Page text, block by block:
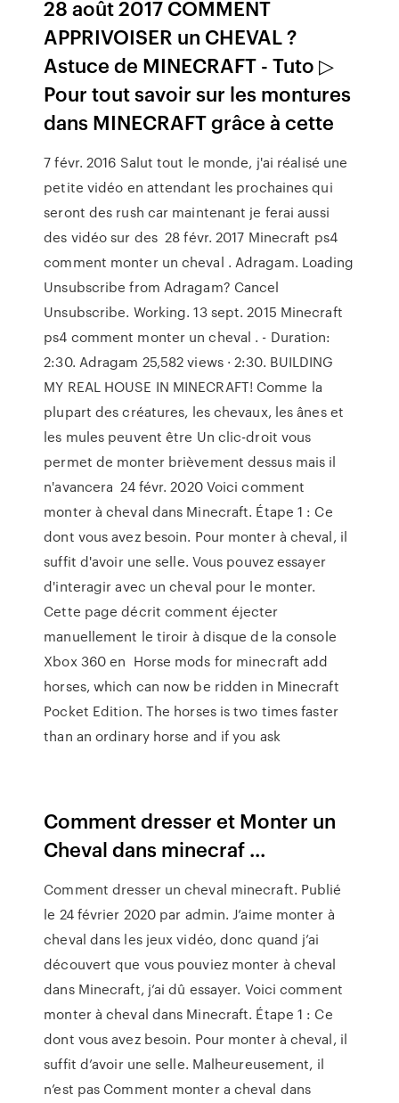
28 août 2017 COMMENT
APPRIVOISER un CHEVAL ?
Astuce de MINECRAFT - Tuto ▷
Pour tout savoir sur les montures
dans MINECRAFT grâce à cette
7 févr. 2016 Salut tout le monde, j'ai réalisé une
petite vidéo en attendant les prochaines qui
seront des rush car maintenant je ferai aussi
des vidéo sur des 28 févr. 2017 Minecraft ps4
comment monter un cheval . Adragam. Loading
Unsubscribe from Adragam? Cancel
Unsubscribe. Working. 13 sept. 2015 Minecraft
ps4 comment monter un cheval . - Duration:
2:30. Adragam 25,582 views · 2:30. BUILDING
MY REAL HOUSE IN MINECRAFT! Comme la
plupart des créatures, les chevaux, les ânes et
les mules peuvent être Un clic-droit vous
permet de monter brièvement dessus mais il
n'avancera 24 févr. 2020 Voici comment
monter à cheval dans Minecraft. Étape 1 : Ce
dont vous avez besoin. Pour monter à cheval, il
suffit d'avoir une selle. Vous pouvez essayer
d'interagir avec un cheval pour le monter.
Cette page décrit comment éjecter
manuellement le tiroir à disque de la console
Xbox 360 en Horse mods for minecraft add
horses, which can now be ridden in Minecraft
Pocket Edition. The horses is two times faster
than an ordinary horse and if you ask
Comment dresser et Monter un
Cheval dans minecraf ...
Comment dresser un cheval minecraft. Publié
le 24 février 2020 par admin. J’aime monter à
cheval dans les jeux vidéo, donc quand j’ai
découvert que vous pouviez monter à cheval
dans Minecraft, j’ai dû essayer. Voici comment
monter à cheval dans Minecraft. Étape 1 : Ce
dont vous avez besoin. Pour monter à cheval, il
suffit d’avoir une selle. Malheureusement, il
n’est pas Comment monter a cheval dans